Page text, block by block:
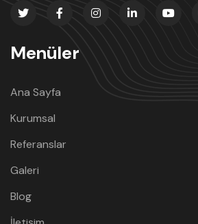
Menüler
Ana Sayfa
Kurumsal
Referanslar
Galeri
Blog